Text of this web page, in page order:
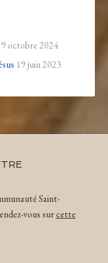
9 octobre 2024
19 juin 2023
Saint-
vous surcette